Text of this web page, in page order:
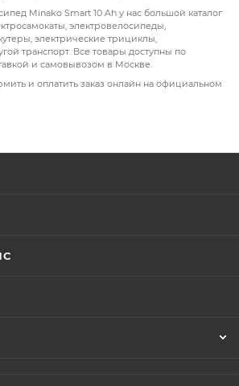
Minako Smart 10 Ah у нас большой каталог
электровелосипеды,
электрические трициклы,
транспорт. Все товары доступны по
и самовывозом в Москве.
и оплатить заказ онлайн на официальном